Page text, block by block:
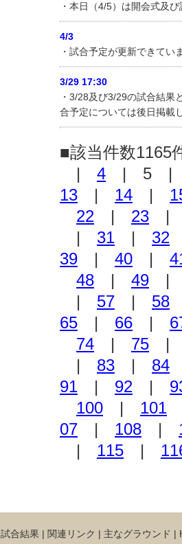
・本日（4/5）は開会式及
4/3
・試合予定が更新できてい
3/29 17:30
・3/28及び3/29の試合結
合予定については後日掲載
■該当件数
| 4 | 5
13 | 14 |
22 | 23
| 31 | 32
39 | 40 |
48 | 49
| 57 | 58
65 | 66 |
74 | 75
| 83 | 84
91 | 92 |
100 | 101
07 | 108 |
| 115 |
試合結果 | 関連リンク | 主なグラウンド |